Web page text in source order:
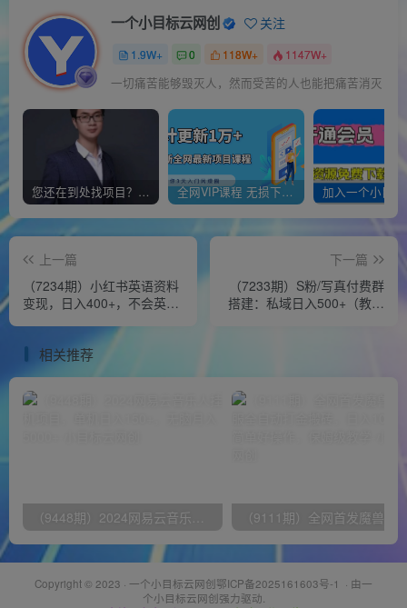
一个小目标云网创 关注
1.9W+ 0 118W+ 1147W+
一切痛苦能够毁灭人，然而受苦的人也能把痛苦消灭
您还在到处找项目？还在当韭菜？我靠经营“一个小目标网创商城”年入百W+，曾经我也负债累累! 全网VIP课程 无损下载~
上一篇
（7234期）小红书英语资料
变现，日入400+，不会英语
下一篇
（7233期）S粉/写真付费群
搭建：私域日入500+（教程
相关推荐
Copyright © 2023 · 一个小目标云网创鄂ICP备2025161603号-1 · 由一
个小目标云网创强力驱动.